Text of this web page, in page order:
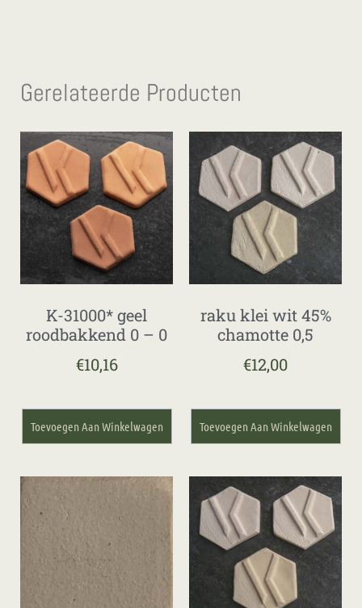
Gerelateerde Producten
K-31000* geel
roodbakkend 0 – 0
€10,16
Toevoegen Aan Winkelwagen
raku klei wit 45%
chamotte 0,5
€12,00
Toevoegen Aan Winkelwagen